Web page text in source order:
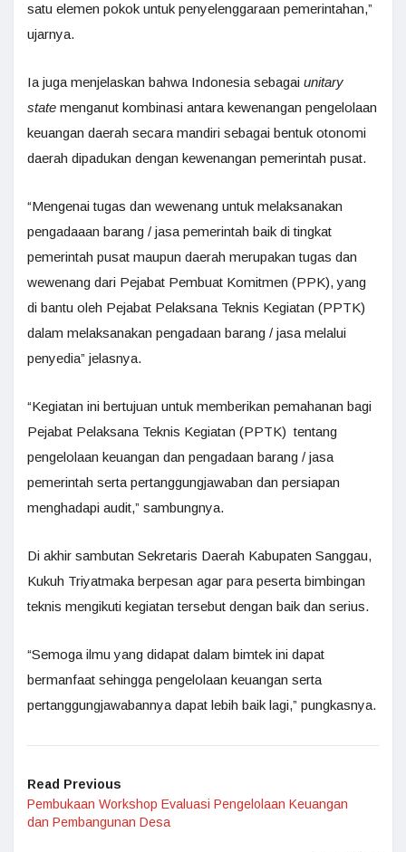
satu elemen pokok untuk penyelenggaraan pemerintahan,”
ujarnya.
Ia juga menjelaskan bahwa Indonesia sebagai unitary
state menganut kombinasi antara kewenangan pengelolaan
keuangan daerah secara mandiri sebagai bentuk otonomi
daerah dipadukan dengan kewenangan pemerintah pusat.
“Mengenai tugas dan wewenang untuk melaksanakan
pengadaaan barang / jasa pemerintah baik di tingkat
pemerintah pusat maupun daerah merupakan tugas dan
wewenang dari Pejabat Pembuat Komitmen (PPK), yang
di bantu oleh Pejabat Pelaksana Teknis Kegiatan (PPTK)
dalam melaksanakan pengadaan barang / jasa melalui
penyedia” jelasnya.
“Kegiatan ini bertujuan untuk memberikan pemahanan bagi
Pejabat Pelaksana Teknis Kegiatan (PPTK) tentang
pengelolaan keuangan dan pengadaan barang / jasa
pemerintah serta pertanggungjawaban dan persiapan
menghadapi audit,” sambungnya.
Di akhir sambutan Sekretaris Daerah Kabupaten Sanggau,
Kukuh Triyatmaka berpesan agar para peserta bimbingan
teknis mengikuti kegiatan tersebut dengan baik dan serius.
“Semoga ilmu yang didapat dalam bimtek ini dapat
bermanfaat sehingga pengelolaan keuangan serta
pertanggungjawabannya dapat lebih baik lagi,” pungkasnya.
Read Previous
Pembukaan Workshop Evaluasi Pengelolaan Keuangan
dan Pembangunan Desa